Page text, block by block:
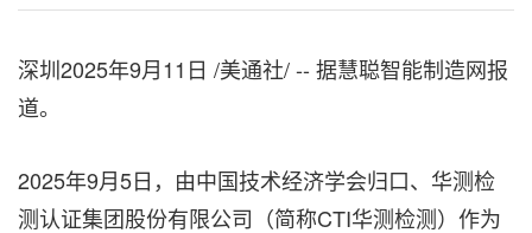
深圳2025年9月11日 /美通社/ -- 据慧聪智能制造网报
道。
2025年9月5日，由中国技术经济学会归口、华测检
测认证集团股份有限公司（简称CTI华测检测）作为